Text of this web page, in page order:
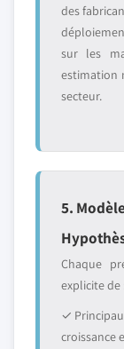
des
sur les
estimation
secteur.
5.
Chaque
explicite de
✓
croissance